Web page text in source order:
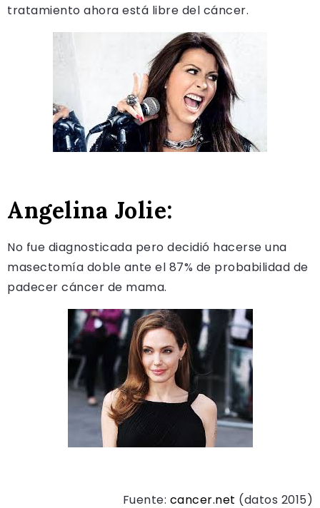
tratamiento ahora está libre del cáncer.
Angelina Jolie:
No fue diagnosticada pero decidió hacerse una
masectomía doble ante el 87% de probabilidad de
padecer cáncer de mama.
Fuente: cancer.net (datos 2015)